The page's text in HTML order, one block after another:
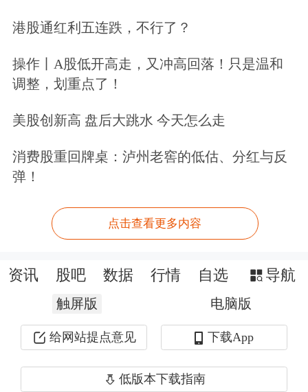
歇，一整天班上下来，能走三四万
步。”
作为一家在全球开出超过1500家门店的
餐厅，萨莉亚成功最大的秘诀就在
于“低价”。
6元的冰激凌、8元的烤韭菜、9元的蘑
菇汤、15元的意面、20元的披萨，翻阅
萨莉亚的菜单可以发现，几乎找不到单
价25元以上的菜品。据统计，在萨莉亚
港股通红利五连跌，不行了？
操作丨A股低开高走，又冲高回落！只是温和
调整，划重点了！
美股创新高 盘后大跳水 今天怎么走
消费股重回牌桌：泸州老窖的低估、分红与反
弹！
点击查看更多内容
资讯 股吧 数据 行情 自选 导航
触屏版 电脑版
给网站提点意见 下载App
低版本下载指南